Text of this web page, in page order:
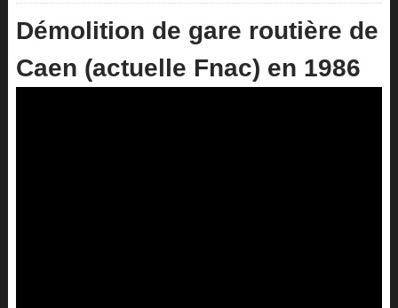
Démolition de gare routière de
Caen (actuelle Fnac) en 1986